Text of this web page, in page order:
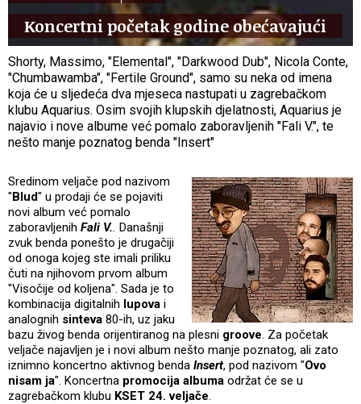
Koncertni početak godine obećavajući
Shorty, Massimo, "Elemental", "Darkwood Dub", Nicola Conte,
"Chumbawamba", "Fertile Ground", samo su neka od imena
koja će u sljedeća dva mjeseca nastupati u zagrebačkom
klubu Aquarius. Osim svojih klupskih djelatnosti, Aquarius je
najavio i nove albume već pomalo zaboravljenih "Fali V.", te
nešto manje poznatog benda "Insert"
Sredinom veljače pod nazivom
"Blud" u prodaji će se pojaviti
novi album već pomalo
zaboravljenih Fali V.. Današnji
zvuk benda ponešto je drugačiji
od onoga kojeg ste imali priliku
čuti na njihovom prvom album
"Visočije od koljena". Sada je to
kombinacija digitalnih lupova i
analognih sinteva 80-ih, uz jaku
bazu živog benda orijentiranog na plesni groove. Za početak
veljače najavljen je i novi album nešto manje poznatog, ali zato
iznimno koncertno aktivnog benda Insert, pod nazivom "Ovo
nisam ja". Koncertna promocija albuma održat će se u
zagrebačkom klubu KSET 24. veljače.